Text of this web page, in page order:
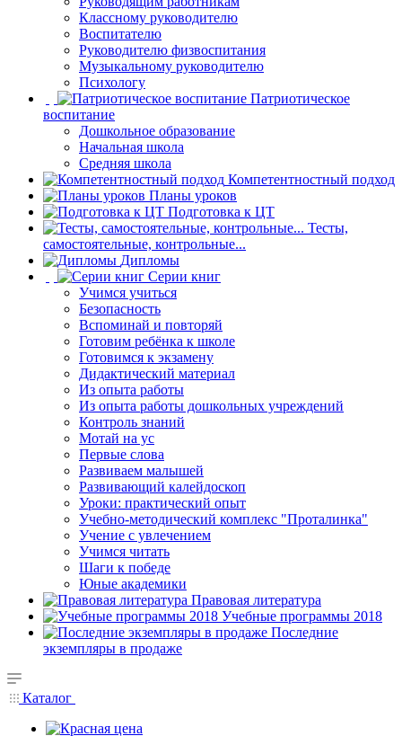
Классному руководителю
Воспитателю
Руководителю физвоспитания
Музыкальному руководителю
Психологу
Патриотическое
воспитание
Дошкольное образование
Начальная школа
Средняя школа
Компетентностный подход
Планы уроков
Подготовка к ЦТ
Тесты,
самостоятельные, контрольные...
Дипломы
Серии книг
Учимся учиться
Безопасность
Вспоминай и повторяй
Готовим ребёнка к школе
Готовимся к экзамену
Дидактический материал
Из опыта работы
Из опыта работы дошкольных учреждений
Контроль знаний
Мотай на ус
Первые слова
Развиваем малышей
Развивающий калейдоскоп
Уроки: практический опыт
Учебно-методический комплекс "Проталинка"
Учение с увлечением
Учимся читать
Шаги к победе
Юные академики
Правовая литература
Учебные программы 2018
Последние
экземпляры в продаже
Каталог